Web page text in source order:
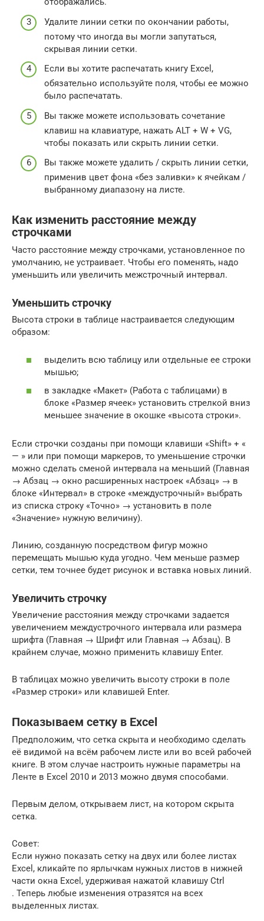
Удалите линии сетки по окончании работы,
потому что иногда вы могли запутаться,
скрывая линии сетки.
Если вы хотите распечатать книгу Excel,
обязательно используйте поля, чтобы ее можно
было распечатать.
Вы также можете использовать сочетание
клавиш на клавиатуре, нажать ALT + W + VG,
чтобы показать или скрыть линии сетки.
Вы также можете удалить / скрыть линии сетки,
применив цвет фона «без заливки» к ячейкам /
выбранному диапазону на листе.
Как изменить расстояние между
строчками
Часто расстояние между строчками, установленное по
умолчанию, не устраивает. Чтобы его поменять, надо
уменьшить или увеличить межстрочный интервал.
Уменьшить строчку
Высота строки в таблице настраивается следующим
образом:
выделить всю таблицу или отдельные ее строки
мышью;
в закладке «Макет» (Работа с таблицами) в
блоке «Размер ячеек» установить стрелкой вниз
меньшее значение в окошке «высота строки».
Если строчки созданы при помощи клавиши «Shift» + «
— » или при помощи маркеров, то уменьшение строчки
можно сделать сменой интервала на меньший (Главная
→ Абзац → окно расширенных настроек «Абзац» → в
блоке «Интервал» в строке «междустрочный» выбрать
из списка строку «Точно» → установить в поле
«Значение» нужную величину).
Линию, созданную посредством фигур можно
перемещать мышью куда угодно. Чем меньше размер
сетки, тем точнее будет рисунок и вставка новых линий.
Увеличить строчку
Увеличение расстояния между строчками задается
увеличением междустрочного интервала или размера
шрифта (Главная → Шрифт или Главная → Абзац). В
крайнем случае, можно применить клавишу Enter.
В таблицах можно увеличить высоту строки в поле
«Размер строки» или клавишей Enter.
Показываем сетку в Excel
Предположим, что сетка скрыта и необходимо сделать
её видимой на всём рабочем листе или во всей рабочей
книге. В этом случае настроить нужные параметры на
Ленте в Excel 2010 и 2013 можно двумя способами.
Первым делом, открываем лист, на котором скрыта
сетка.
Совет:
Если нужно показать сетку на двух или более листах
Excel, кликайте по ярлычкам нужных листов в нижней
части окна Excel, удерживая нажатой клавишу Ctrl
. Теперь любые изменения отразятся на всех
выделенных листах.